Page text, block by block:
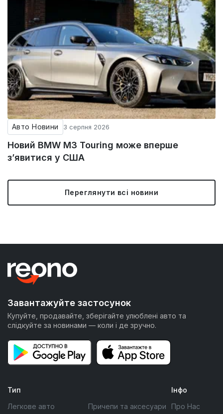
Авто Новини 3 серпня 2026
Новий BMW M3 Touring може вперше
з’явитися у США
Переглянути всі новини
Завантажуйте застосунок
Купуйте, продавайте, зберігайте улюблені авто та
слідкуйте за новинами — коли і де зручно.
Тип
Легкове авто
Причепи та аксесуари
Інфо
Про Нас